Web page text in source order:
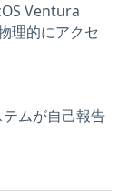
Ventura
理的にアクセ
ムが自己報告